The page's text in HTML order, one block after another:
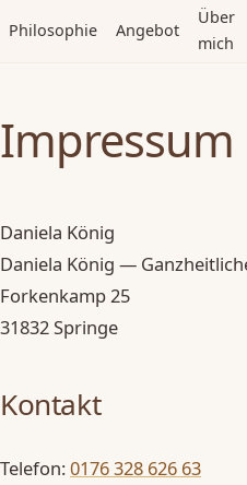
Philosophie Angebot
Über
mich
Impressum
Daniela König
Daniela König —
Forkenkamp 25
31832 Springe
Kontakt
Telefon:0176 328 626 63